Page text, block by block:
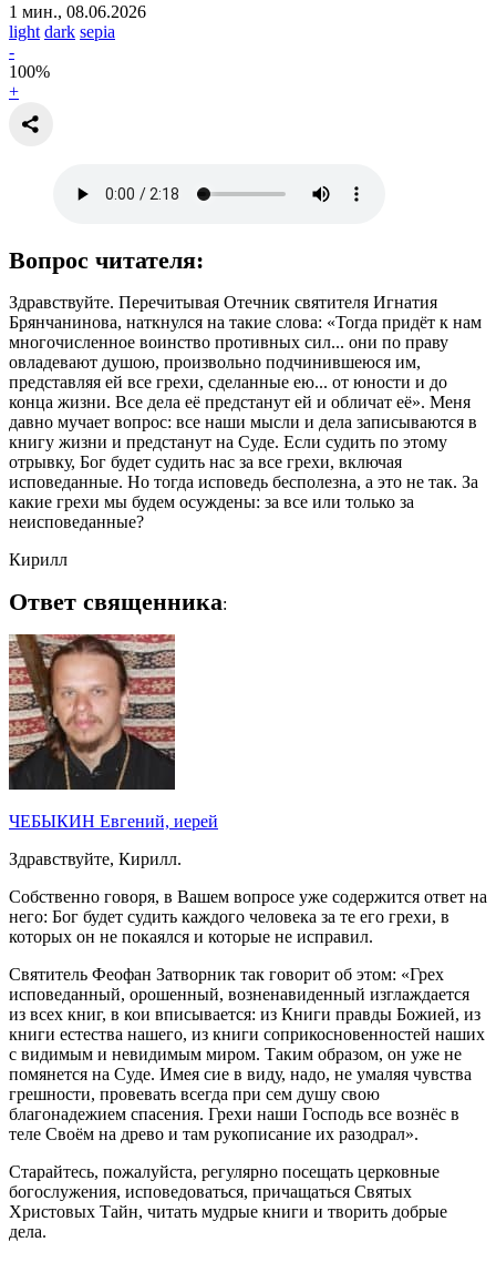
1 мин., 08.06.2026
light dark sepia
-
100%
+
Вопрос читателя:
Здравствуйте. Перечитывая Отечник святителя Игнатия
Брянчанинова, наткнулся на такие слова: «Тогда придёт к нам
многочисленное воинство противных сил... они по праву
овладевают душою, произвольно подчинившеюся им,
представляя ей все грехи, сделанные ею... от юности и до
конца жизни. Все дела её предстанут ей и обличат её». Меня
давно мучает вопрос: все наши мысли и дела записываются в
книгу жизни и предстанут на Суде. Если судить по этому
отрывку, Бог будет судить нас за все грехи, включая
исповеданные. Но тогда исповедь бесполезна, а это не так. За
какие грехи мы будем осуждены: за все или только за
неисповеданные?
Кирилл
Ответ священника:
ЧЕБЫКИН Евгений, иерей
Здравствуйте, Кирилл.
Собственно говоря, в Вашем вопросе уже содержится ответ на
него: Бог будет судить каждого человека за те его грехи, в
которых он не покаялся и которые не исправил.
Святитель Феофан Затворник так говорит об этом: «Грех
исповеданный, орошенный, возненавиденный изглаждается
из всех книг, в кои вписывается: из Книги правды Божией, из
книги естества нашего, из книги соприкосновенностей наших
с видимым и невидимым миром. Таким образом, он уже не
помянется на Суде. Имея сие в виду, надо, не умаляя чувства
грешности, провевать всегда при сем душу свою
благонадежием спасения. Грехи наши Господь все вознёс в
теле Своём на древо и там рукописание их разодрал».
Старайтесь, пожалуйста, регулярно посещать церковные
богослужения, исповедоваться, причащаться Святых
Христовых Тайн, читать мудрые книги и творить добрые
дела.